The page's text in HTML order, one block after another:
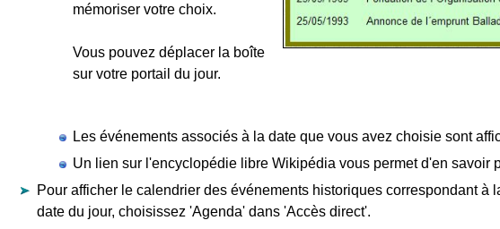
mémoriser votre choix.
Vous pouvez déplacer la boîte
sur votre portail du jour.
Les événements associés à la date que vous avez choisie sont
Un lien sur l'encyclopédie libre Wikipédia vous permet d'en savoir
Pour afficher le calendrier des événements historiques correspondant à
date du jour, choisissez 'Agenda' dans 'Accès direct'.